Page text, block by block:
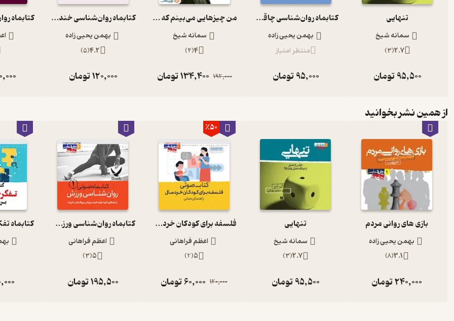
تنهایی
سمانه شیخ
2.7
(
3
)
95,500تومان
کتابماه روان‌شناسی چاقی و لاغری جلد 1
بهمن یحیی زاده
منتظر امتیاز
95,000تومان
من چیزهایی می‌بینم که دیگران نمی‌بینند
سمانه شیخ
4
(
4
)
192,000
134,400تومان
کتابماه روان‌شناسی خنده درمانی جلد 2
بهمن یحیی زاده
4.2
(
5
)
120,000تومان
از همین نشر بخوانید
بازی های روانی مردم
بهمن یحیی زاده
3.1
(
8
)
240,000تومان
تنهایی
سمانه شیخ
2.7
(
3
)
95,500تومان
٪50
فلسفه برای کودکان خردسال
اعظم فراهانی
5
(
2
)
120,000
60,000تومان
کتابماه روان‌شناسی ورزش جلد 1
اعظم فراهانی
5
(
3
)
195,500تومان